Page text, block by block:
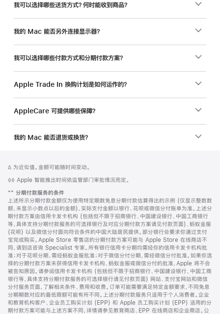
省
一
我可以选择哪些送货方式？何时能收到商品？
我的 Mac 能否另外连接显示器？
我可以选择哪些付款方式和分期付款方案？
Apple Trade In 换购计划是如何运作的？
AppleCare 可提供哪些保障？
我的 Mac 能否退货或换货？
页
脚
注
脚
∆ 为近似值。金额可能随时间变动。
脚
◊◊ Apple 智能推出时间依监管部门审批情况而定。
脚
注
** 分期付款服务的条件
上述所示分期付款金额仅为使用特定期数免息分期付款估算得出的示例 (仅显示整数数
额，未显示小数点以后的金额)，实际支付金额以银行、花呗或微信分付账单为准。上述分
期付款方案由信用卡发卡机构 (包括但不限于招商银行、中国建设银行、中国工商银行
等，具体支持分期付款服务的可选择银行及对应分期付款方案请见付款页面)、蚂蚁金服
(花呗) 以及微信分付面向符合条件的中国大陆居民提供。部分银行会要求你通过支付
宝完成购买。Apple Store 零售店的分期付款方案可能与 Apple Store 在线商店不
同，请到店咨询 Specialist 专家。所有银行信用卡分期均需经你的信用卡发卡机构批
准；对于花呗分期，需经蚂蚁金服批准；对于微信分付分期，需经微信分付批准。如果你选
择的分期付款方案未获得信用卡发卡机构、蚂蚁金服或微信分付的批准，Apple 将不会
被告知原因。请参阅信用卡发卡机构 (包括但不限于招商银行、中国建设银行、中国工商
银行等，具体支持分期付款服务的可选择银行请见付款页面) 网站、支付宝网站和微信
分付服务页面，了解相关条件、费用和收费。订单可能需要满足特定金额要求，不同免息
分期期数对应的最低限额可能有所不同。上述分期付款服务只适用于个人消费者。企业
和教育机构客户、企业员工购买计划 (EPP) 和 Apple 员工购买计划 (EPP) 适用的分
期付款方案可能与上述方案不同，详情请参见教育商店、EPP 在线商店和企业商店。公